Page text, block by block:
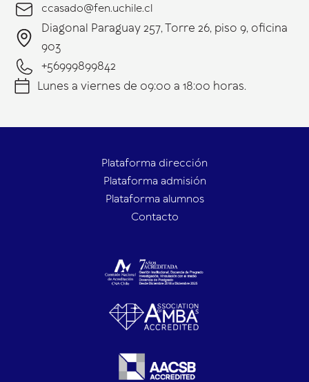
ccasado@fen.uchile.cl
Diagonal Paraguay 257, Torre 26, piso 9, oficina
903
+56999899842
Lunes a viernes de 09:00 a 18:00 horas.
Plataforma dirección
Plataforma admisión
Plataforma alumnos
Contacto